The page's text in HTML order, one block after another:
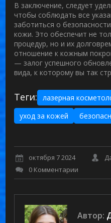
В заключение, следует
чтобы соблюдать все
заботиться о
кожи. Это обеспечит не
процедур, но и их
отношение к кожным
— залог успешного
вида, к которому вы так
Теги: лазерная
уход за кожей
октября 7 2024
0 Комментарии
Автор: